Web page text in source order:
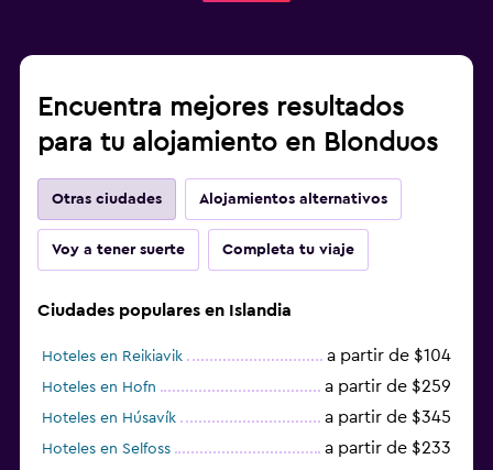
Encuentra mejores resultados
para tu alojamiento en Blonduos
Otras ciudades Alojamientos alternativos
Voy a tener suerte Completa tu viaje
Ciudades populares en Islandia
Hoteles en Reikiavik a partir de $104
Hoteles en Hofn a partir de $259
Hoteles en Húsavík a partir de $345
Hoteles en Selfoss a partir de $233